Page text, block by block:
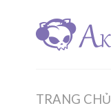
TRANG CHỦ